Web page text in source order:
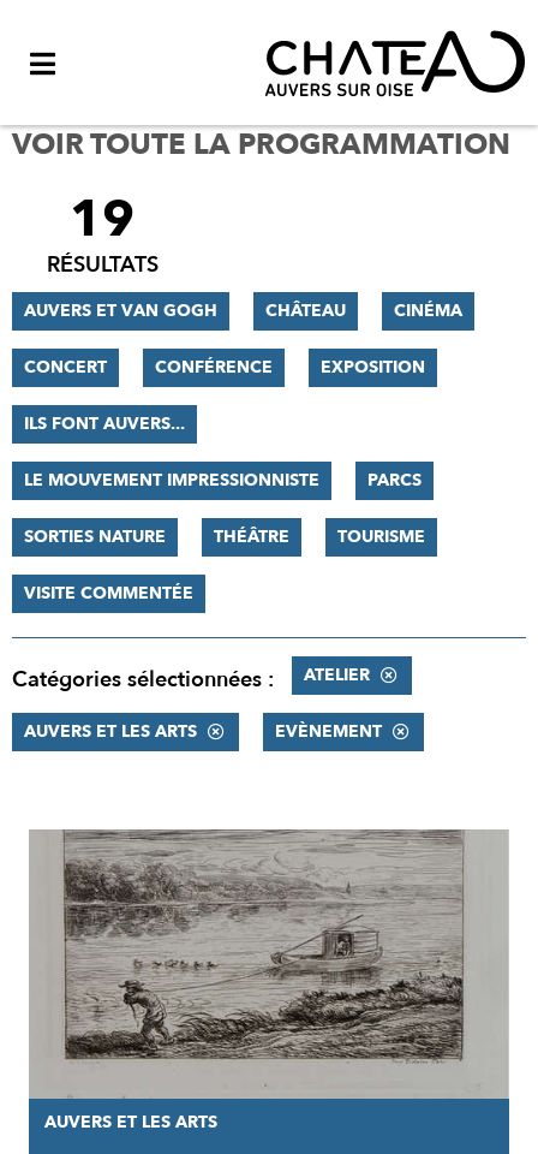
VOIR TOUTE LA PROGRAMMATION
FILTRER
RÉSULTATS
19
RÉSULTATS
AUVERS ET VAN GOGH CHÂTEAU CINÉMA
CONCERT CONFÉRENCE EXPOSITION
ILS FONT AUVERS...
LE MOUVEMENT IMPRESSIONNISTE PARCS
SORTIES NATURE THÉÂTRE TOURISME
VISITE COMMENTÉE
Catégories sélectionnées : ATELIER
AUVERS ET LES ARTS EVÈNEMENT
RÉSULTATS
AUVERS ET LES ARTS